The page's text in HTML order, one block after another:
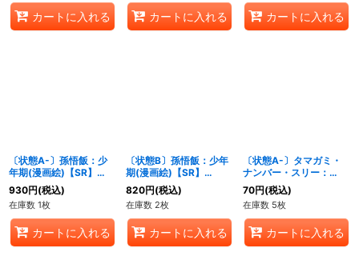
カートに入れる カートに入れる カートに入れる
〔状態A-〕孫悟飯：少
年期(漫画絵)【SR】
{SB02-008}
930円(税込)
在庫数 1枚
カートに入れる
〔状態B〕孫悟飯：少年
期(漫画絵)【SR】
{SB02-008}
820円(税込)
在庫数 2枚
カートに入れる
〔状態A-〕タマガミ・
ナンバー・スリー：
DA【SR】{FB05-009}
70円(税込)
在庫数 5枚
カートに入れる